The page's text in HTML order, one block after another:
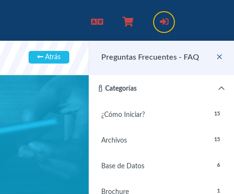
Preguntas Frecuentes - FAQ
Categorías
15
¿Cómo Iniciar?
15
Archivos
6
Base de Datos
1
Brochure
Atrás